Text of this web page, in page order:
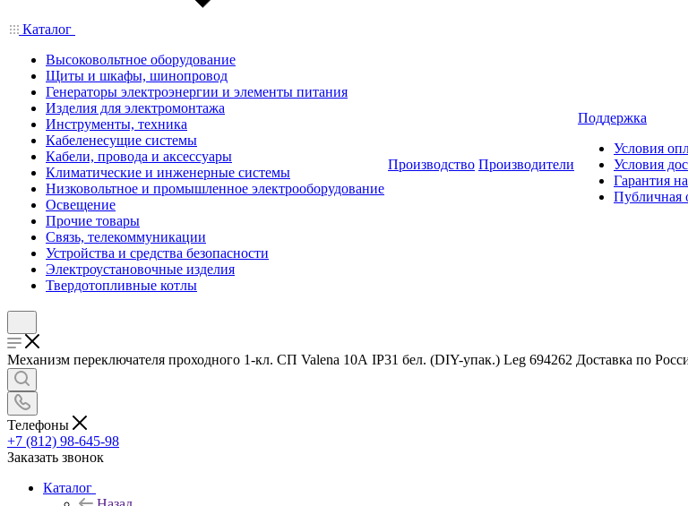
Каталог
Высоковольтное оборудование
Щиты и шкафы, шинопровод
Генераторы электроэнергии и элементы питания
Изделия для электромонтажа
Инструменты, техника
Кабеленесущие системы
Кабели, провода и аксессуары
Климатические и инженерные системы
Низковольтное и промышленное электрооборудование
Освещение
Прочие товары
Связь, телекоммуникации
Устройства и средства безопасности
Электроустановочные изделия
Твердотопливные котлы
Производство Производители
Поддержка
Условия
Условия
Гарантия
Публичная
Механизм переключателя проходного 1-кл. СП Valena 10А IP31 бел. (DIY-упак.) Leg 694262 Доставка по
Телефоны
+7 (812) 98-645-98
Заказать звонок
Каталог